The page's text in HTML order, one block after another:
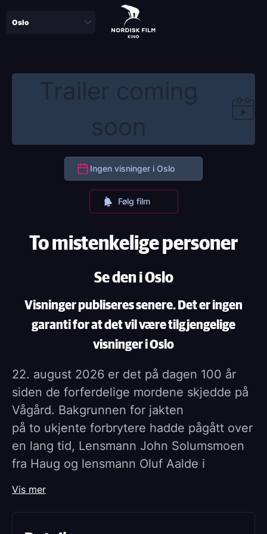
Ingen visninger i Oslo
Følg film
To mistenkelige personer
Se den i Oslo
Visninger publiseres senere. Det er ingen
garanti for at det vil være tilgjengelige
visninger i Oslo
22. august 2026 er det på dagen 100 år
siden de forferdelige mordene skjedde på
Vågård. Bakgrunnen for jakten
på to ukjente forbrytere hadde pågått over
en lang tid, Lensmann John Solumsmoen
fra Haug og lensmann Oluf Aalde i
Vis mer